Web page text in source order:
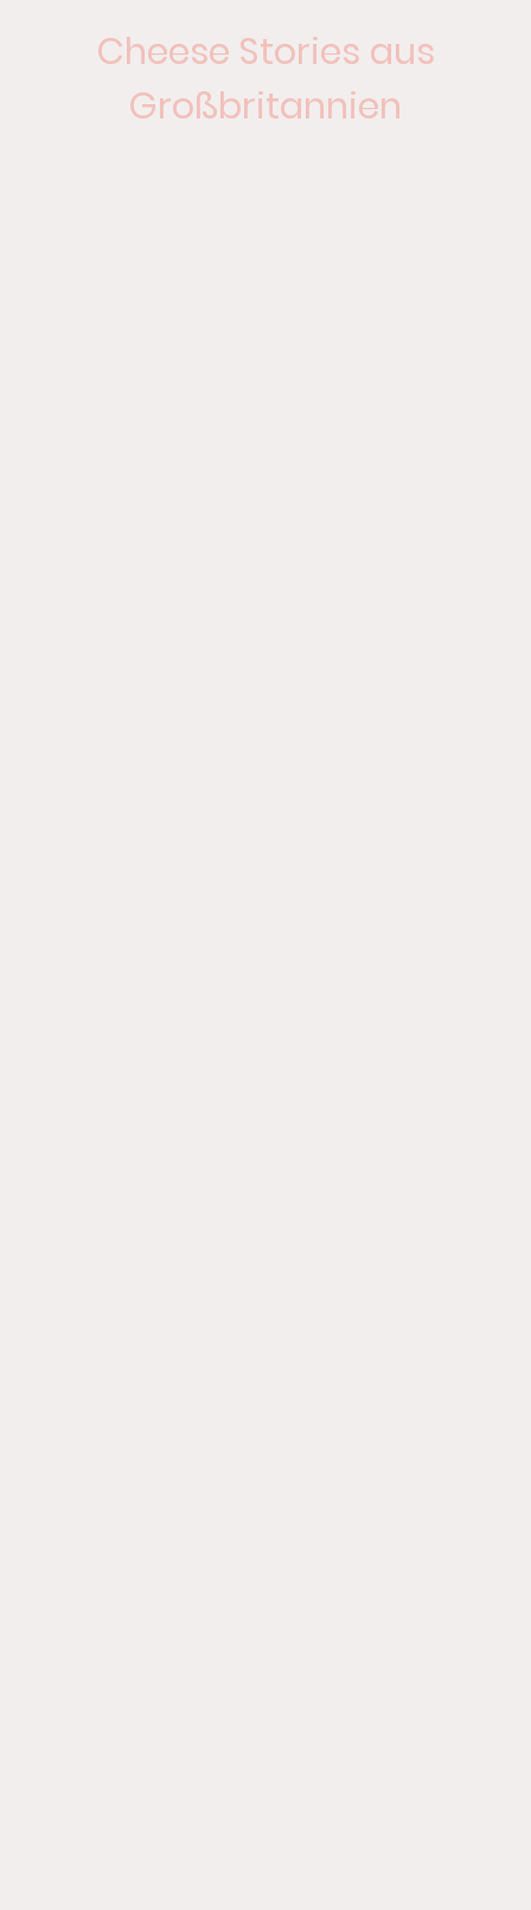
Cheese Stories aus
Großbritannien